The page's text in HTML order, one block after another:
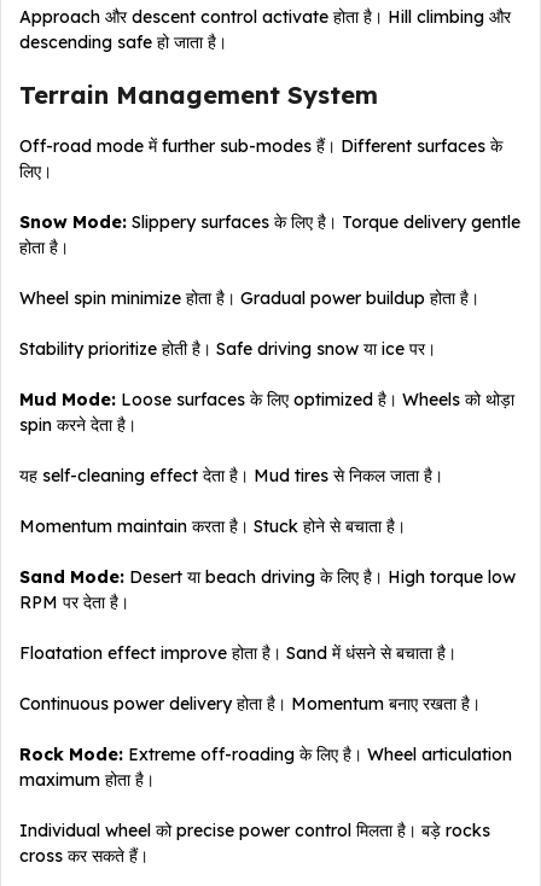
Approach और descent control activate होता है। Hill climbing और
descending safe हो जाता है।
Terrain Management System
Off-road mode में further sub-modes हैं। Different surfaces के
लिए।
Snow Mode: Slippery surfaces के लिए है। Torque delivery gentle
होता है।
Wheel spin minimize होता है। Gradual power buildup होता है।
Stability prioritize होती है। Safe driving snow या ice पर।
Mud Mode: Loose surfaces के लिए optimized है। Wheels को थोड़ा
spin करने देता है।
यह self-cleaning effect देता है। Mud tires से निकल जाता है।
Momentum maintain करता है। Stuck होने से बचाता है।
Sand Mode: Desert या beach driving के लिए है। High torque low
RPM पर देता है।
Floatation effect improve होता है। Sand में धंसने से बचाता है।
Continuous power delivery होता है। Momentum बनाए रखता है।
Rock Mode: Extreme off-roading के लिए है। Wheel articulation
maximum होता है।
Individual wheel को precise power control मिलता है। बड़े rocks
cross कर सकते हैं।